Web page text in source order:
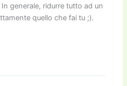
In generale, ridurre tutto ad un
quello che fai tu ;).